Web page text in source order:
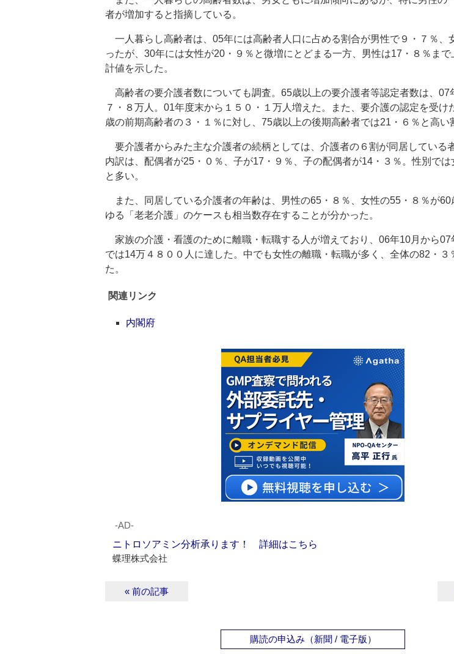
者が増加すると指摘している。
一人暮らし高齢者は、05年には高齢者人口に占める割合が男性で９・７％、
ったが、30年には女性が20・９％と微増にとどまる一方、男性は17・８％まで
計値を示した。
高齢者の要介護者数についても調査。65歳以上の要介護者等認定者数は、07
７・８万人。01年度末から１５０・１万人増えた。また、要介護の認定を受け
歳の前期高齢者の３・１％に対し、75歳以上の後期高齢者では21・６％と高い
要介護者からみた主な介護者の続柄としては、介護者の６割が同居している
内訳は、配偶者が25・０％、子が17・９％、子の配偶者が14・３％。性別では
と多い。
また、同居している介護者の年齢は、男性の65・８％、女性の55・８％が60
ゆる「老老介護」のケースも相当数存在することが分かった。
家族の介護・看護のために離職・転職する人が増えており、06年10月から07
では14万４８００人に達した。中でも女性の離職・転職が多く、全体の82・３
た。
関連リンク
内閣府
‐AD‐
ニトロソアミン分析承ります！ 詳細はこちら
蝶理株式会社
« 前の記事
購読の申込み（新聞 / 電子版）